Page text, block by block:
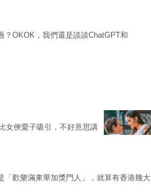
？OKOK，我們還是談談ChatGPT和
女俠愛子吸引，不好意思講
「歡樂滿東華加獎門人」，就算有香港幾大